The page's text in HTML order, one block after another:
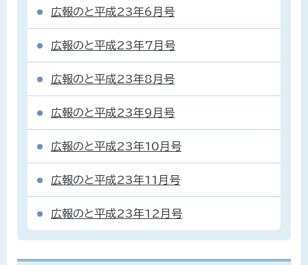
広報のと平成23年6月号
広報のと平成23年7月号
広報のと平成23年8月号
広報のと平成23年9月号
広報のと平成23年10月号
広報のと平成23年11月号
広報のと平成23年12月号